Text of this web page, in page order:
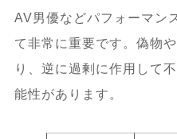
AV男優などパフォーマン
て非常に重要です。偽物
り、逆に過剰に作用して
能性があります。